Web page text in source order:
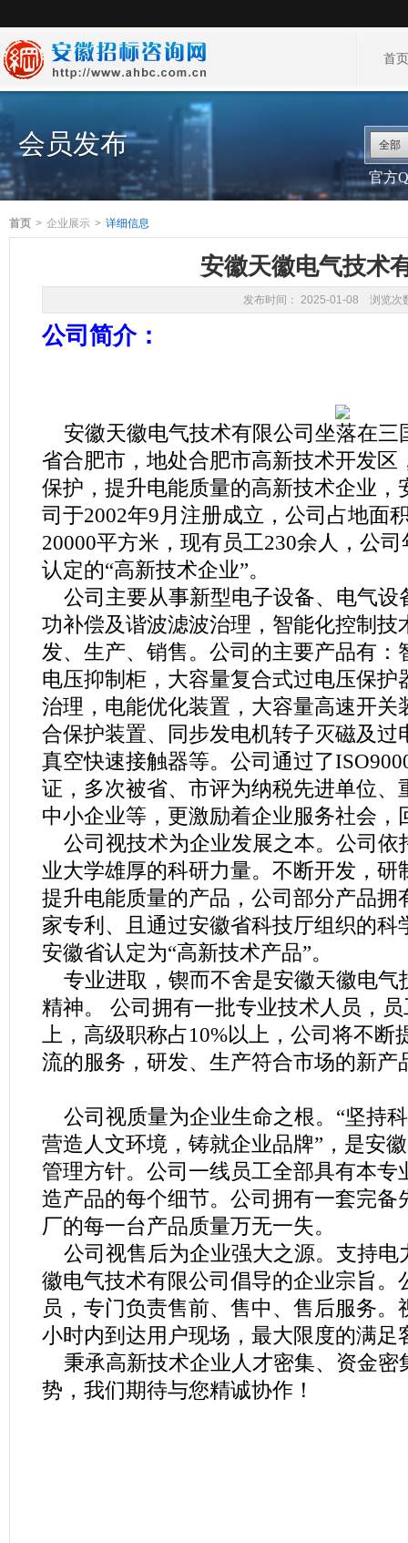
首
会员发布 全部
官方
首页 > 企业展示 > 详细信息
安徽天徽电气技术
发布时间： 2025-01-08 浏览次
公司简介：
安徽天徽电气技术有限公司坐落在三
省合肥市，地处合肥市高新技术开发区
保护，提升电能质量的高新技术企业，
司于2002年9月注册成立，公司占地面
20000平方米，现有员工230余人，公
认定的“高新技术企业”。
公司主要从事新型电子设备、电气设
功补偿及谐波滤波治理，智能化控制技
发、生产、销售。公司的主要产品有：
电压抑制柜，大容量复合式过电压保护
治理，电能优化装置，大容量高速开关
合保护装置、同步发电机转子灭磁及过
真空快速接触器等。公司通过了
证，多次被省、市评为纳税先进单位、
中小企业等，更激励着企业服务社会
公司视技术为企业发展之本。公司依
业大学雄厚的科研力量。不断开发，研
提升电能质量的产品，公司部分产品拥
家专利、且通过安徽省科技厅组织的科
安徽省认定为“高新技术产品”。
专业进取，锲而不舍是安徽天徽电气
精神。 公司拥有一批专业技术人员，
上，高级职称占10%以上，公司将不
流的服务，研发、生产符合市场的新产
公司视质量为企业生命之根。“坚持
营造人文环境，铸就企业品牌”，是安
管理方针。公司一线员工全部具有本专
造产品的每个细节。公司拥有一套完备
厂的每一台产品质量万无一失。
公司视售后为企业强大之源。支持电
徽电气技术有限公司倡导的企业宗旨。
员，专门负责售前、售中、售后服务
小时内到达用户现场，最大限度的满足
秉承高新技术企业人才密集、资金密
势，我们期待与您精诚协作！